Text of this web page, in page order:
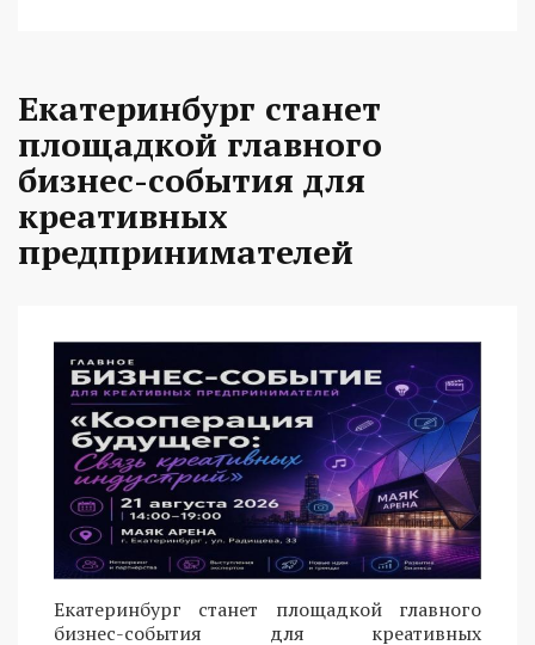
Екатеринбург станет
площадкой главного
бизнес-события для
креативных
предпринимателей
Екатеринбург станет площадкой главного
бизнес-события для креативных